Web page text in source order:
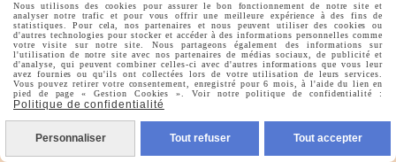
Facebook est désactivé. Autoriser
Nous utilisons des cookies pour assurer le bon fonctionnement de notre site et
analyser notre trafic et pour vous offrir une meilleure expérience à des fins de
statistiques. Pour cela, nos partenaires et nous peuvent utiliser des cookies ou
d'autres technologies pour stocker et accéder à des informations personnelles comme
votre visite sur notre site. Nous partageons également des informations sur
l'utilisation de notre site avec nos partenaires de médias sociaux, de publicité et
d'analyse, qui peuvent combiner celles-ci avec d'autres informations que vous leur
avez fournies ou qu'ils ont collectées lors de votre utilisation de leurs services.
Vous pouvez retirer votre consentement, enregistré pour 6 mois, à l'aide du lien en
pied de page « Gestion Cookies ». Voir notre politique de confidentialité :
Politique de confidentialité
Personnaliser Tout refuser Tout accepter